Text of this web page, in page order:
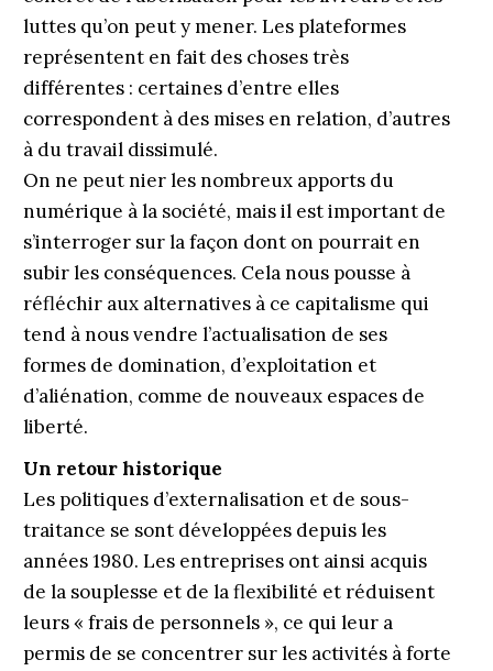
luttes qu’on peut y mener. Les plateformes
représentent en fait des choses très
différentes : certaines d’entre elles
correspondent à des mises en relation, d’autres
à du travail dissimulé.
On ne peut nier les nombreux apports du
numérique à la société, mais il est important de
s’interroger sur la façon dont on pourrait en
subir les conséquences. Cela nous pousse à
réfléchir aux alternatives à ce capitalisme qui
tend à nous vendre l’actualisation de ses
formes de domination, d’exploitation et
d’aliénation, comme de nouveaux espaces de
liberté.
Un retour historique
Les politiques d’externalisation et de sous-
traitance se sont développées depuis les
années 1980. Les entreprises ont ainsi acquis
de la souplesse et de la flexibilité et réduisent
leurs « frais de personnels », ce qui leur a
permis de se concentrer sur les activités à forte